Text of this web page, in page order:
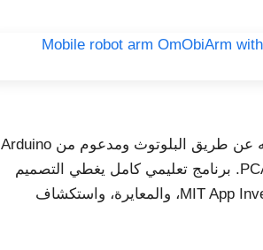
قم ببناء OmObiArm، وهو ذراع روبوت متنقل يمكن التحكم فيه عن طريق البلوتوث ومدعوم من Arduino
Mega وHC-05 وAdafruit Motor Shield وPCA9685 servo driver. برنامج تعليمي كامل يغطي التصميم
ثلاثي الأبعاد، والتجميع، والأسلاك، وكود Arduino، وتطبيق MIT App Inventor، والمعايرة، واستكشاف